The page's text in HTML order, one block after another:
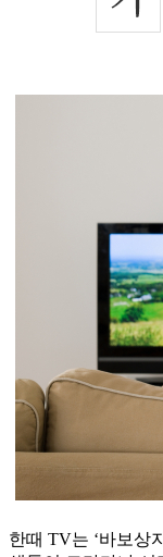
한때 TV는 ‘바보상